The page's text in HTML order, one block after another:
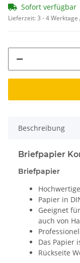
Sofort verfügbar
Lieferzeit:3 - 4 Werktage
Beschreibung
Briefpapier
Briefpapier
Papier in
Geeignet
auch von
Das Papier
Rückseite